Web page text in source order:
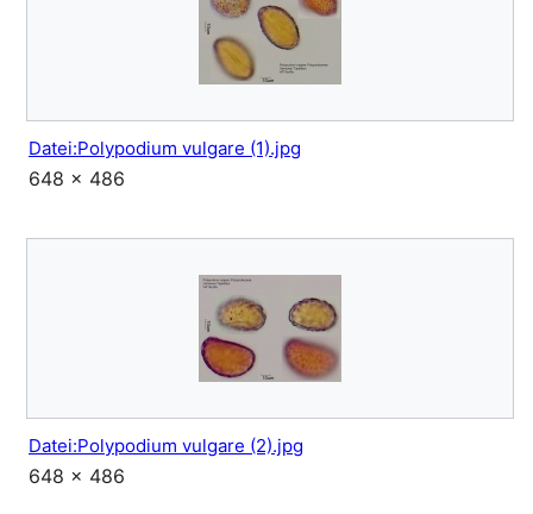
Datei:Polypodium vulgare (1).jpg
648 × 486
Datei:Polypodium vulgare (2).jpg
648 × 486